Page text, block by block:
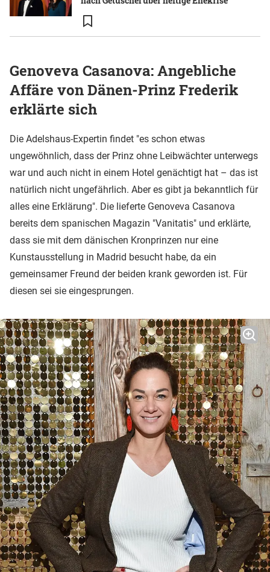
Genoveva Casanova: Angebliche
Affäre von Dänen-Prinz Frederik
erklärte sich
Die Adelshaus-Expertin findet "es schon etwas
ungewöhnlich, dass der Prinz ohne Leibwächter unterwegs
war und auch nicht in einem Hotel genächtigt hat – das ist
natürlich nicht ungefährlich. Aber es gibt ja bekanntlich für
alles eine Erklärung". Die lieferte Genoveva Casanova
bereits dem spanischen Magazin "Vanitatis" und erklärte,
dass sie mit dem dänischen Kronprinzen nur eine
Kunstausstellung in Madrid besucht habe, da ein
gemeinsamer Freund der beiden krank geworden ist. Für
diesen sei sie eingesprungen.